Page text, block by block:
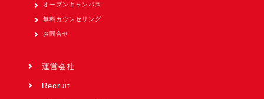
オープンキャンパス
無料カウンセリング
お問合せ
運営会社
Recruit